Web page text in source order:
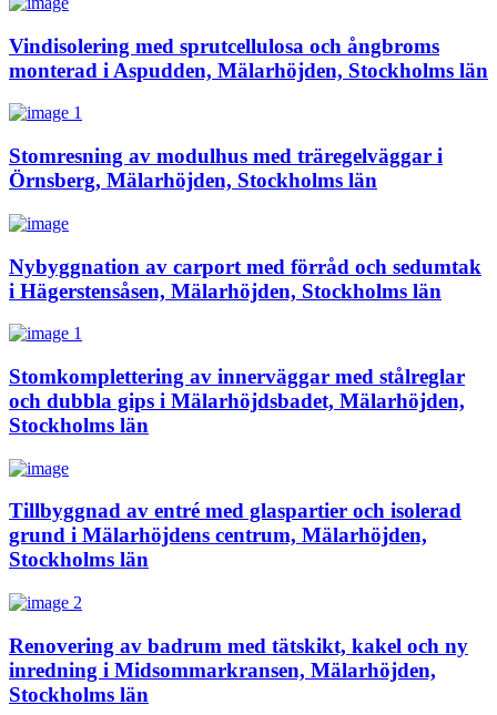
Vindisolering med sprutcellulosa och ångbroms
monterad i Aspudden, Mälarhöjden, Stockholms län
Stomresning av modulhus med träregelväggar i
Örnsberg, Mälarhöjden, Stockholms län
Nybyggnation av carport med förråd och sedumtak
i Hägerstensåsen, Mälarhöjden, Stockholms län
Stomkomplettering av innerväggar med stålreglar
och dubbla gips i Mälarhöjdsbadet, Mälarhöjden,
Stockholms län
Tillbyggnad av entré med glaspartier och isolerad
grund i Mälarhöjdens centrum, Mälarhöjden,
Stockholms län
Renovering av badrum med tätskikt, kakel och ny
inredning i Midsommarkransen, Mälarhöjden,
Stockholms län